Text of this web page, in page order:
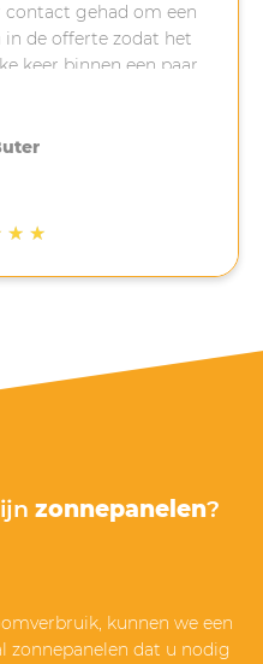
contact gehad om een
in de offerte zodat het
keer binnen een paar
4-5 weken later.
en volgens afspraak
Net na de installatie
te bestellen en te laten
van soms meer dan 6
dik verdiend door
★ ★
zonnepanelen?
kunnen we een
zonnepanelen dat u nodig